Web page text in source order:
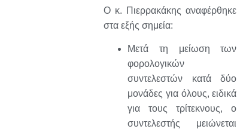
Ο κ. Πιερρακάκης αναφέρθηκε
στα εξής σημεία:
Μετά τη μείωση των
φορολογικών
συντελεστών κατά δύο
μονάδες για όλους, ειδικά
για τους τρίτεκνους, ο
συντελεστής μειώνεται